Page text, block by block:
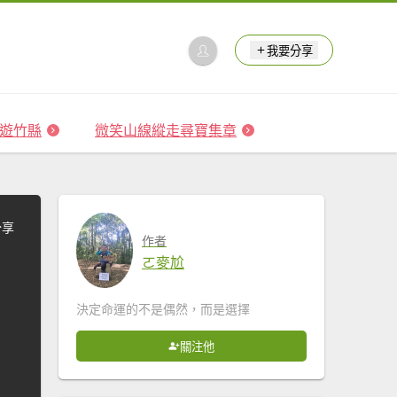
我要分享
竹縣 微笑山線縱走尋寶集章
作者
ㄛ麥尬
決定命運的不是偶然，而是選擇
關注他